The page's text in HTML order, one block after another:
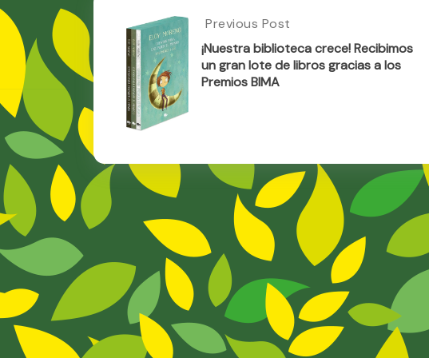
Post
navigation
Previous
Post:
¡Nuestra
Biblioteca
Lote
De
Libros
Gracias
Los
Premios
BIMA
Previous Post
¡Nuestra biblioteca crece! Recibimos
un gran lote de libros gracias a los
Premios BIMA